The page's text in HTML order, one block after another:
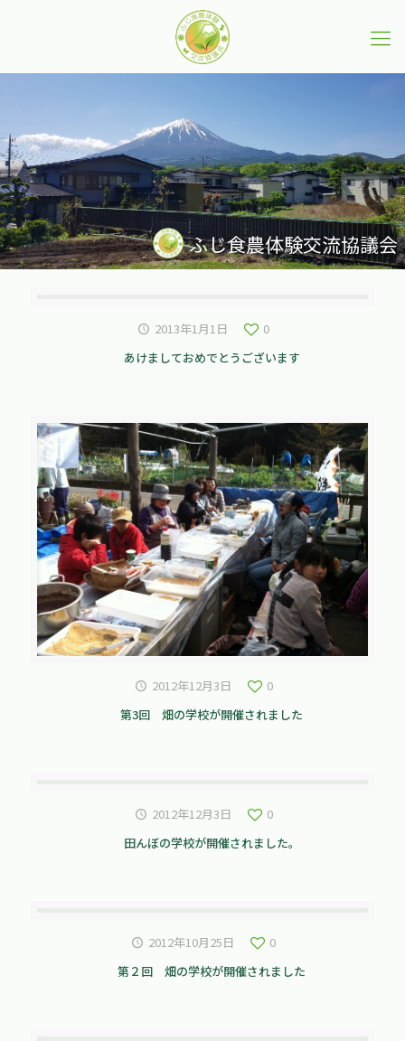
ふじ食農体験交流協議会
2013年1月1日
0
あけましておめでとうございます
2012年12月3日
0
第3回 畑の学校が開催されました
2012年12月3日
0
田んぼの学校が開催されました。
2012年10月25日
0
第２回 畑の学校が開催されました